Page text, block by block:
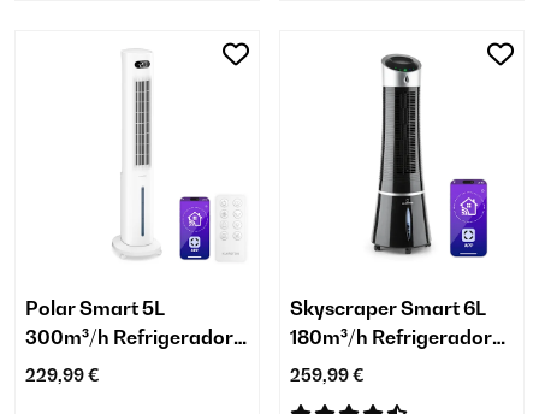
Polar Smart 5L
300m³/h Refrigerador
de Ar Branco
229,99 €
Skyscraper Smart 6L
180m³/h Refrigerador
de ar Preto
259,99 €